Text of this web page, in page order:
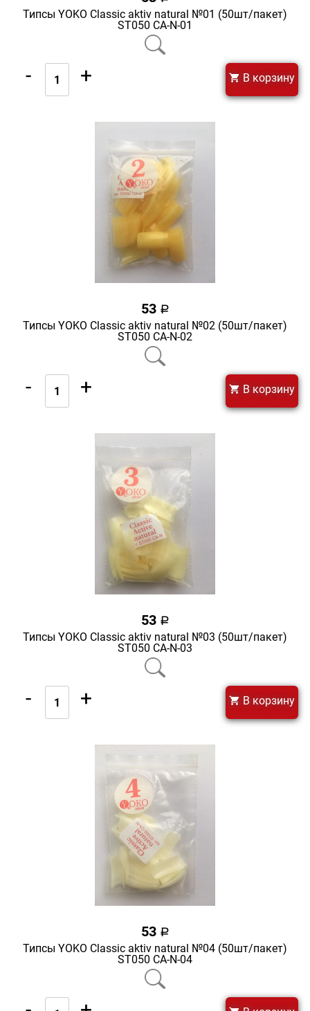
Типсы YOKO Classic aktiv natural №01 (50шт/пакет)
ST050 CA-N-01
- + В корзину
53 a
Типсы YOKO Classic aktiv natural №02 (50шт/пакет)
ST050 CA-N-02
- + В корзину
53 a
Типсы YOKO Classic aktiv natural №03 (50шт/пакет)
ST050 CA-N-03
- + В корзину
53 a
Типсы YOKO Classic aktiv natural №04 (50шт/пакет)
ST050 CA-N-04